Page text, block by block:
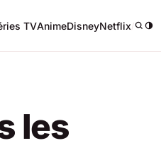
TVAnimeDisneyNetflix/
les